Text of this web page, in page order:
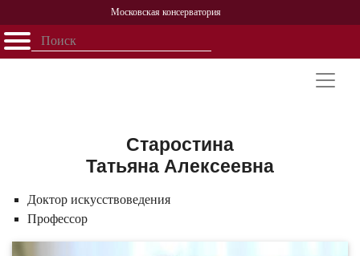
Московская консерватория
Открыть - закрыть
Персоналии
История
Старостина
Татьяна Алексеевна
Доктор искусствоведения
Профессор